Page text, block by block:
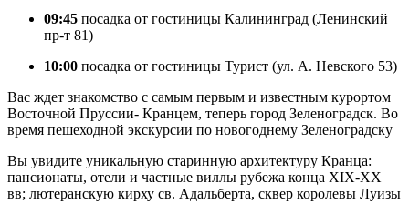
09:45 посадка от гостиницы Калининград (Ленинский
пр-т 81)
10:00 посадка от гостиницы Турист (ул. А. Невского 53)
Вас ждет знакомство с самым первым и известным курортом
Восточной Пруссии- Кранцем, теперь город Зеленоградск. Во
время пешеходной экскурсии по новогоднему Зеленоградску
Вы увидите уникальную старинную архитектуру Кранца:
пансионаты, отели и частные виллы рубежа конца XIX-XX
вв; лютеранскую кирху св. Адальберта, сквер королевы Луизы